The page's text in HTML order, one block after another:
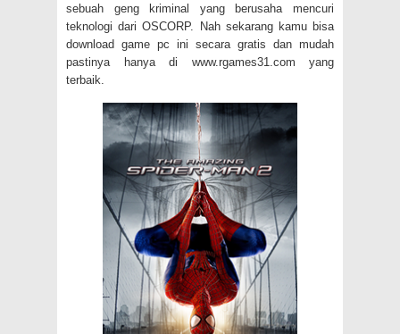
sebuah geng kriminal yang berusaha mencuri
teknologi dari OSCORP. Nah sekarang kamu bisa
download game pc ini secara gratis dan mudah
pastinya hanya di www.rgames31.com yang
terbaik.